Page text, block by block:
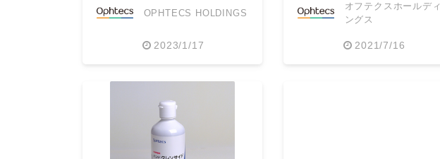
OPHTECS HOLDINGS
2023/1/17
オフテクスホールディ
ングス
2021/7/16